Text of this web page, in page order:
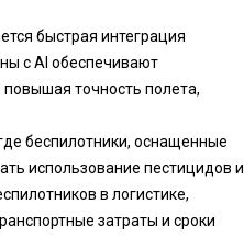
быстрая интеграция
с AI обеспечивают
точность полета,
беспилотники, оснащенные
использование пестицидов и
в логистике,
затраты и сроки